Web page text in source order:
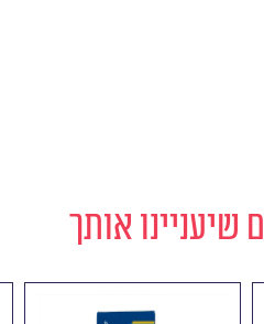
שיעניינו אותך